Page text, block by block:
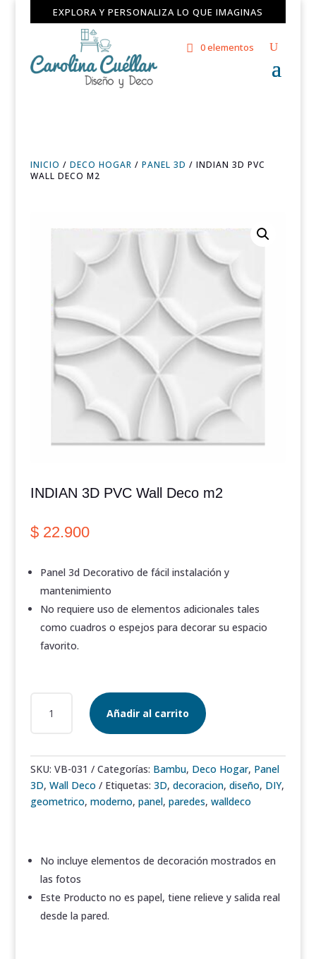
EXPLORA Y PERSONALIZA LO QUE IMAGINAS
0 elementos
INICIO / DECO HOGAR / PANEL 3D / INDIAN 3D PVC
WALL DECO M2
INDIAN 3D PVC Wall Deco m2
$22.900
Panel 3d Decorativo de fácil instalación y
mantenimiento
No requiere uso de elementos adicionales tales
como cuadros o espejos para decorar su espacio
favorito.
DECO
M2
CANTIDAD
Añadir al carrito
SKU: VB-031 Categorías: Bambu, Deco Hogar, Panel
3D, Wall Deco Etiquetas: 3D, decoracion, diseño, DIY,
geometrico, moderno, panel, paredes, walldeco
No incluye elementos de decoración mostrados en
las fotos
Este Producto no es papel, tiene relieve y salida real
desde la pared.